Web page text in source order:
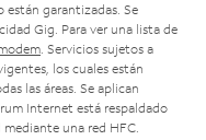
garantizadas. Se
Gig. Para ver una lista de
. Servicios sujetos a
los cuales están
las áreas. Se aplican
Internet está respaldado
una red HFC.